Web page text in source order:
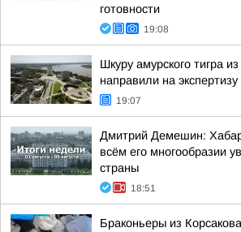
готовности
19:08
Шкуру амурского тигра
направили на экспертизу
19:07
Дмитрий Демешин:
всём его многообразии
страны
18:51
Браконьеры из